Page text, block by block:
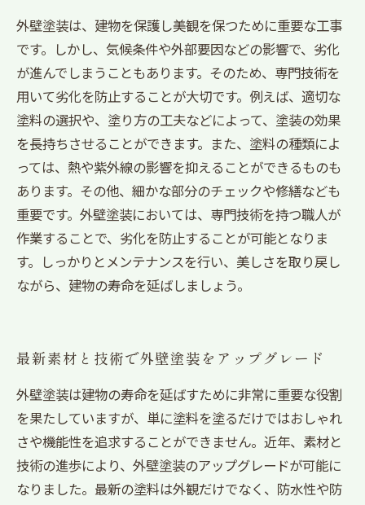
外壁塗装は、建物を保護し美観を保つために重要な工事
です。しかし、気候条件や外部要因などの影響で、劣化
が進んでしまうこともあります。そのため、専門技術を
用いて劣化を防止することが大切です。例えば、適切な
塗料の選択や、塗り方の工夫などによって、塗装の効果
を長持ちさせることができます。また、塗料の種類によ
っては、熱や紫外線の影響を抑えることができるものも
あります。その他、細かな部分のチェックや修繕なども
重要です。外壁塗装においては、専門技術を持つ職人が
作業することで、劣化を防止することが可能となりま
す。しっかりとメンテナンスを行い、美しさを取り戻し
ながら、建物の寿命を延ばしましょう。
最新素材と技術で外壁塗装をアップグレード
外壁塗装は建物の寿命を延ばすために非常に重要な役割
を果たしていますが、単に塗料を塗るだけではおしゃれ
さや機能性を追求することができません。近年、素材と
技術の進歩により、外壁塗装のアップグレードが可能に
なりました。最新の塗料は外観だけでなく、防水性や防